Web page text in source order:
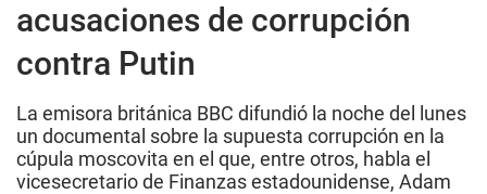
acusaciones de corrupción
contra Putin
La emisora británica BBC difundió la noche del lunes
un documental sobre la supuesta corrupción en la
cúpula moscovita en el que, entre otros, habla el
vicesecretario de Finanzas estadounidense, Adam